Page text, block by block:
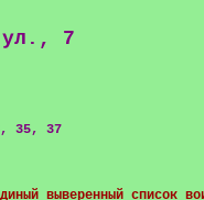
ул., 7
35, 37
выверенный список